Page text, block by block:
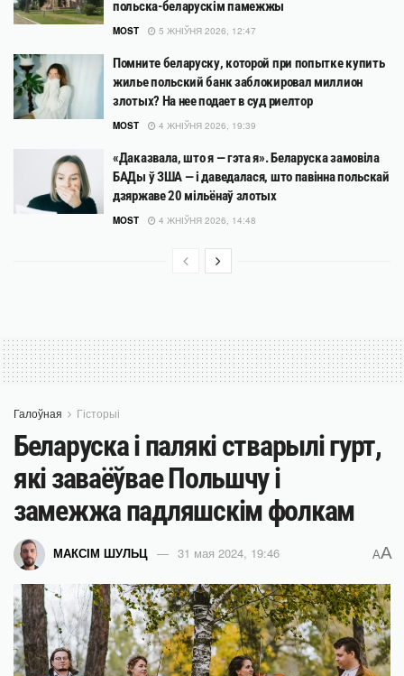
польска-беларускім памежжы
MOST 5 ЖНІЎНЯ 2026, 12:47
Помните беларуску, которой при попытке купить
жилье польский банк заблокировал миллион
злотых? На нее подает в суд риелтор
MOST 4 ЖНІЎНЯ 2026, 19:39
«Даказвала, што я — гэта я». Беларуска замовіла
БАДы ў ЗША — і даведалася, што павінна польскай
дзяржаве 20 мільёнаў злотых
MOST 4 ЖНІЎНЯ 2026, 14:48
Галоўная Гісторыі
Беларуска і палякі стварылі гурт,
які заваёўвае Польшчу і
замежжа падляшскім фолкам
МАКСІМ ШУЛЬЦ 31 мая 2024, 19:46 AA